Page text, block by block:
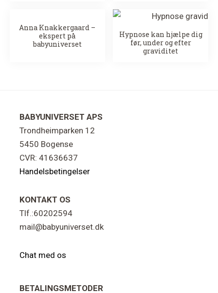
Anna Knakkergaard –
ekspert på
babyuniverset
Hypnose kan hjælpe dig
før, under og efter
graviditet
Footer
BABYUNIVERSET APS
Trondheimparken 12
5450 Bogense
CVR: 41636637
Handelsbetingelser
KONTAKT OS
Tlf.:60202594
mail@babyuniverset.dk
Chat med os
BETALINGSMETODER